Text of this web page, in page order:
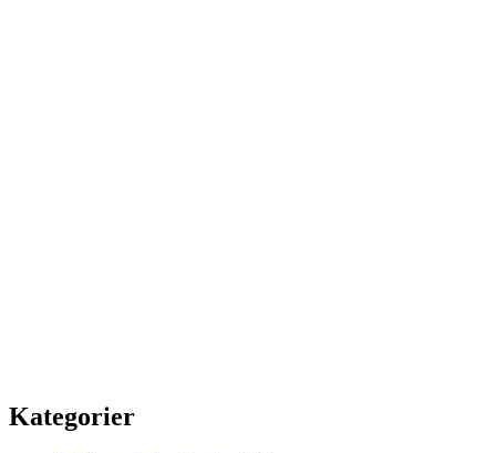
Kategorier